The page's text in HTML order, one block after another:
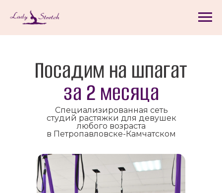
Посадим на шпагат
за 2 месяца
Специализированная сеть
студий растяжки для девушек
любого возраста
в Петропавловске-Камчатском